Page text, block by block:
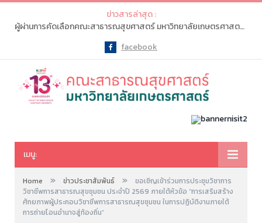
ข่าวสารล่าสุด :
ผู้ผ่านการคัดเลือกคณะสาธารณสุขศาสตร์ มหาวิทยาลัยเกษตรศาสตร์ จะต้องเข้าไปทำรายการ “ยืนยันสิทธิ์” ในระบบ myTCAS (ครั้งที่ 1) ในวันที่ 20-21 พ.ค. 2569
Facebook
facebook
เมนู:
Home » ข่าวประชาสัมพันธ์ »
ขอเชิญเข้าร่วมการประชุมวิชาการ
วิชาชีพการสาธารณสุขชุมชน ประจำปี 2569 ภายใต้หัวข้อ “การเสริมสร้าง
ศักยภาพผู้ประกอบวิชาชีพการสาธารณสุขชุมชน ในการปฏิบัติงานภายใต้
การถ่ายโอนอำนาจสู่ท้องถิ่น”